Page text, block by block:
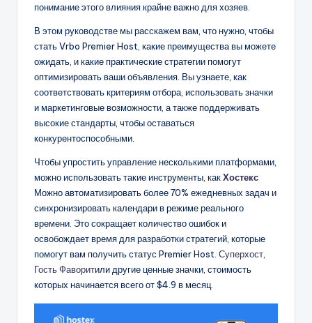
понимание этого влияния крайне важно для хозяев.
В этом руководстве мы расскажем вам, что нужно, чтобы
стать Vrbo Premier Host, какие преимущества вы можете
ожидать, и какие практические стратегии помогут
оптимизировать ваши объявления. Вы узнаете, как
соответствовать критериям отбора, использовать значки
и маркетинговые возможности, а также поддерживать
высокие стандарты, чтобы оставаться
конкурентоспособными.
Чтобы упростить управление несколькими платформами,
можно использовать такие инструменты, какХостекс
Можно автоматизировать более 70% ежедневных задач и
синхронизировать календари в режиме реального
времени. Это сокращает количество ошибок и
освобождает время для разработки стратегий, которые
помогут вам получить статус Premier Host. Суперхост
Гость Фаворитили другие ценные значки, стоимость
которых начинается всего от $4.9 в месяц.